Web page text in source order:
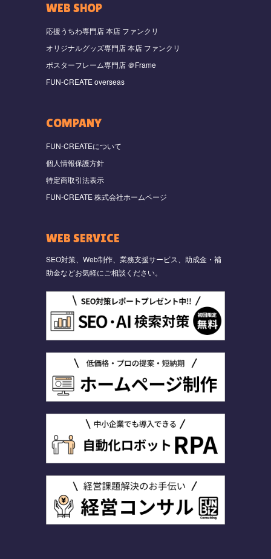
WEB SHOP
応援うちわ専門店 本店 ファンクリ
オリジナルグッズ専門店 本店 ファンクリ
ポスターフレーム専門店 ＠Frame
FUN-CREATE overseas
COMPANY
FUN-CREATEについて
個人情報保護方針
特定商取引法表示
FUN-CREATE 株式会社ホームページ
WEB SERVICE
SEO対策、Web制作、業務支援サービス、助成金・補
助金などお気軽にご相談ください。